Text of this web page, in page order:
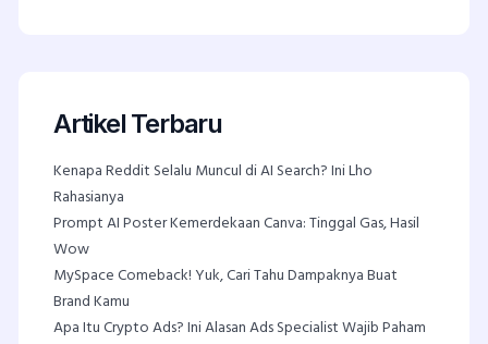
Artikel Terbaru
Kenapa Reddit Selalu Muncul di AI Search? Ini Lho
Rahasianya
Prompt AI Poster Kemerdekaan Canva: Tinggal Gas, Hasil
Wow
MySpace Comeback! Yuk, Cari Tahu Dampaknya Buat
Brand Kamu
Apa Itu Crypto Ads? Ini Alasan Ads Specialist Wajib Paham